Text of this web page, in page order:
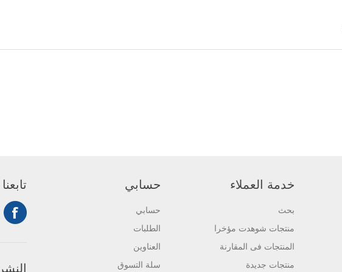
خدمة العملاء
بحث
منتجات شوهدت مؤخرا
المنتجات فى المقارنة
منتجات جديدة
حسابي
حسابي
الطلبات
العناوين
سلة التسوق
تابعنا